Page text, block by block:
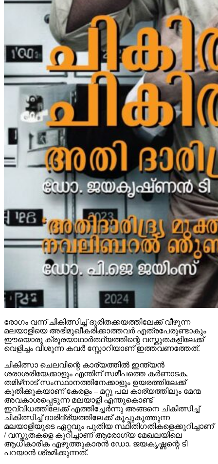
രോഗം വന്ന് ചികിത്സിച്ച് ദുരിതക്കയത്തിലേക്ക് വീഴുന്ന
മലയാളിയെ അഭിമുഖീകരിക്കാത്തവര്‍ എത്രപേരുണ്ടാകും
ഈയൊരു ക്രൂരയാഥാര്‍ത്ഥ്യത്തിന്റെ വസ്തുതകളിലേക്ക്
വെളിച്ചം വീശുന്ന കവര്‍ സ്റ്റോറിയാണ് ഇത്തവണത്തേത്.
ചികിത്സാ ചെലവിന്റെ കാര്യത്തില്‍ ഇന്ത്യന്‍
ശരാശരിയേക്കാളും എന്തിന് സമീപത്തെ കര്‍ണാടക,
തമിഴ്‌നാട് സംസ്ഥാനത്തിനേക്കാളും ഉയരത്തിലേക്ക്
കുതിക്കുകയാണ് കേരളം – മറ്റു പല കാര്യത്തിലും മേന്മ
അവകാശപ്പെടുന്ന മലയാളി എന്തുകൊണ്ട്
ഇവ്വിധത്തിലേക്ക് എത്തിച്ചേര്‍ന്നു അങ്ങനെ ചികിത്സിച്ച്
ചികിത്സിച്ച് ദാരിദ്ര്യത്തിലേക്ക് കൂപ്പുകുത്തുന്ന
മലയാളിയുടെ ഏറ്റവും പുതിയ സ്ഥിതിഗതികളെക്കുറിച്ചാണ്
/ വസ്തുതകളെ കുറിച്ചാണ് ആരോഗ്യ മേഖലയിലെ
ആധികാരിക എഴുത്തുകാരന്‍ ഡോ. ജയകൃഷ്ണന്റെ ടി
പറയാന്‍ ശ്രമിക്കുന്നത്.